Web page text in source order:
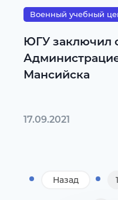
Военный учебный
ЮГУ заключил
Мансийска
17.09.2021
Назад 1